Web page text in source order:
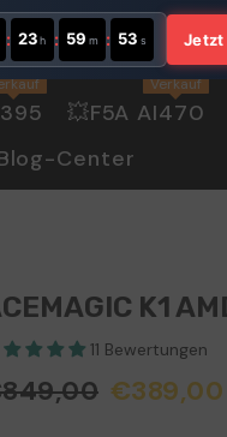
: 23h : 59m : 51 s Jetzt
💥F5A AI470
Verkauf
Center
K1
11 Bewertungen
€389,00